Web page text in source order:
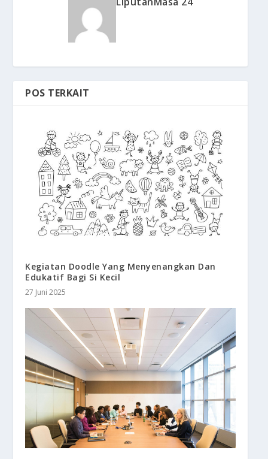
POS TERKAIT
Kegiatan Doodle Yang Menyenangkan Dan
Edukatif Bagi Si Kecil
27 Juni 2025